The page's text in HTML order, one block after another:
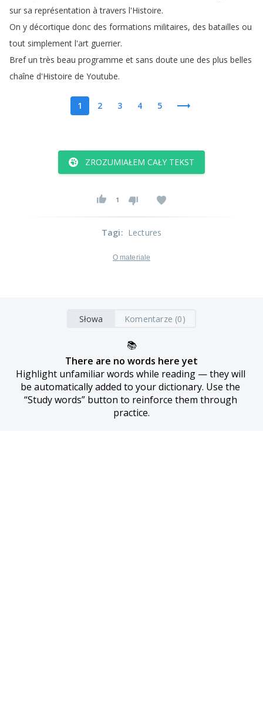
sur sa représentation à travers l'Histoire.
On y décortique donc des formations militaires, des batailles ou
tout simplement l'art guerrier.
Bref un très beau programme et sans doute une des plus belles
chaîne d'Histoire de Youtube.
1 2 3 4 5
ZROZUMIAŁEM CAŁY TEKST
1
Tagi: Lectures
O materiale
Słowa Komentarze (0)
📚
There are no words here yet
Highlight unfamiliar words while reading — they will
be automatically added to your dictionary. Use the
“Study words” button to reinforce them through
practice.